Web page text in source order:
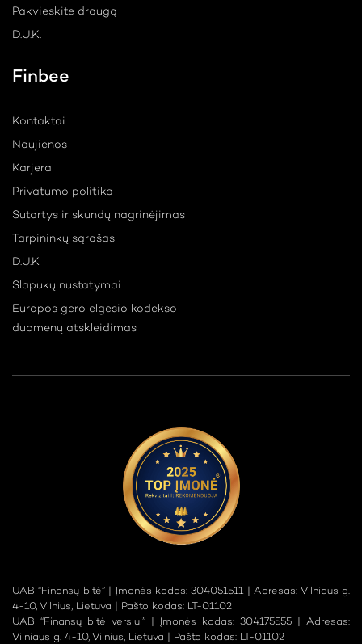
Pakvieskite draugą
D.U.K.
Finbee
Kontaktai
Naujienos
Karjera
Privatumo politika
Sutartys ir skundų nagrinėjimas
Tarpininkų sąrašas
D.U.K
Slapukų nustatymai
Europos gero elgesio kodekso
duomenų atskleidimas
UAB “Finansų bitė” | Įmonės kodas: 304051511 | Adresas: Vilniaus g.
4-10, Vilnius, Lietuva | Pašto kodas: LT-01102
UAB “Finansų bitė verslui” | Įmonės kodas: 304175555 | Adresas:
Vilniaus g. 4-10, Vilnius, Lietuva | Pašto kodas: LT-01102